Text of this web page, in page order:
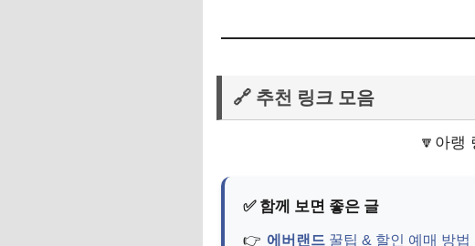
🔗 추천 링크 모음
🔽아랭
에버랜드 꿀팁 & 할인 예매 방법